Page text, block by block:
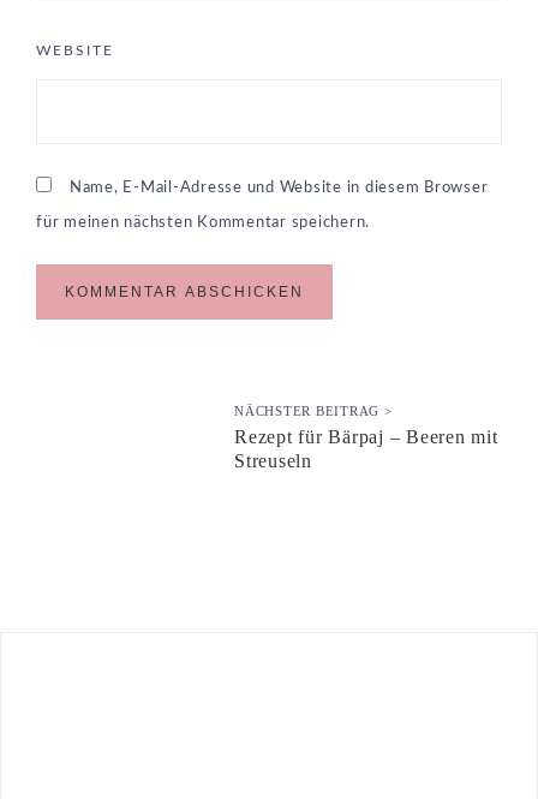
WEBSITE
Name, E-Mail-Adresse und Website in diesem Browser
für meinen nächsten Kommentar speichern.
NÄCHSTER BEITRAG >
Rezept für Bärpaj – Beeren mit
Streuseln